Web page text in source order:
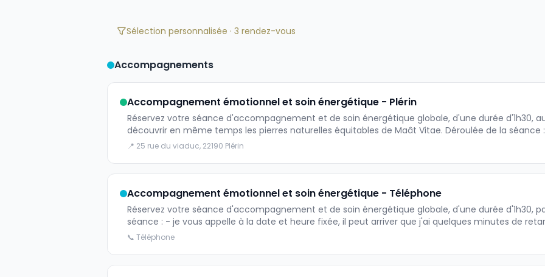
Sélection personnalisée · 3 rendez-vous
Accompagnements
Accompagnement émotionnel et soin énergétique - Plérin
Réservez votre séance d'accompagnement et de soin énergétique globale, d'une durée d'1h30,
découvrir en même temps les pierres naturelles équitables de Maât Vitae. Déroulée de la séance : - temps de discussion sur vos
besoins - place au tirage et visialisation - puis au soin énergétique - je vous fais 2 retours suite à
personnes qui ne se sont pas présentées au RDV et ce sans me contacter (car cela peut bien
Merci à vous ! Sarah 🙏✨
📍 25 rue du viaduc, 22190 Plérin
Accompagnement émotionnel et soin énergétique - Téléphone
Réservez votre séance d'accompagnement et de soin énergétique globale, d'une durée d'1h30, par téléphone.
séance : - je vous appelle à la date et heure fixée, il peut arriver que j'ai quelques minutes de
votre propre temps de séance n'en sera pas impacté. - après un temps de discussion sur vos
📞 Téléphone